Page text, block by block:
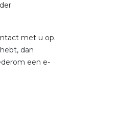
met u op.
dan
een e-